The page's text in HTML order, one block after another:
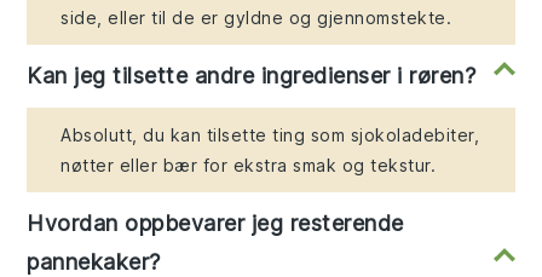
side, eller til de er gyldne og gjennomstekte.
Kan jeg tilsette andre ingredienser i røren?
Absolutt, du kan tilsette ting som sjokoladebiter,
nøtter eller bær for ekstra smak og tekstur.
Hvordan oppbevarer jeg resterende
pannekaker?